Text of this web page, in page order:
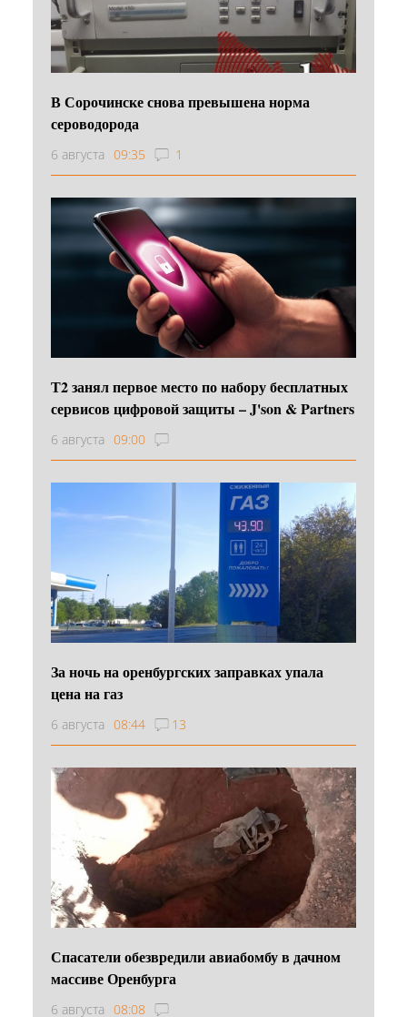
В Сорочинске снова превышена норма
сероводорода
6 августа 09:35 1
Т2 занял первое место по набору бесплатных
сервисов цифровой защиты – J'son & Partners
6 августа 09:00
За ночь на оренбургских заправках упала
цена на газ
6 августа 08:44 13
Спасатели обезвредили авиабомбу в дачном
массиве Оренбурга
6 августа 08:08